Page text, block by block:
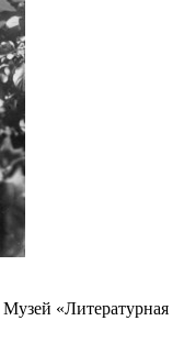
Музей «Литературная